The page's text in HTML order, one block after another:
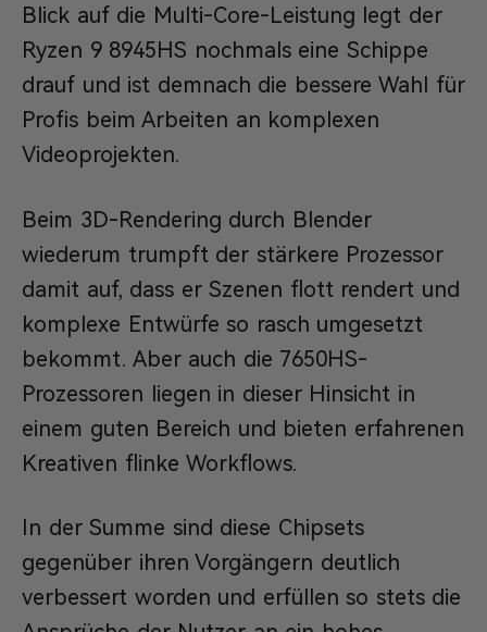
Blick auf die Multi-Core-Leistung legt der
Ryzen 9 8945HS nochmals eine Schippe
drauf und ist demnach die bessere Wahl für
Profis beim Arbeiten an komplexen
Videoprojekten.
Beim 3D-Rendering durch Blender
wiederum trumpft der stärkere Prozessor
damit auf, dass er Szenen flott rendert und
komplexe Entwürfe so rasch umgesetzt
bekommt. Aber auch die 7650HS-
Prozessoren liegen in dieser Hinsicht in
einem guten Bereich und bieten erfahrenen
Kreativen flinke Workflows.
In der Summe sind diese Chipsets
gegenüber ihren Vorgängern deutlich
verbessert worden und erfüllen so stets die